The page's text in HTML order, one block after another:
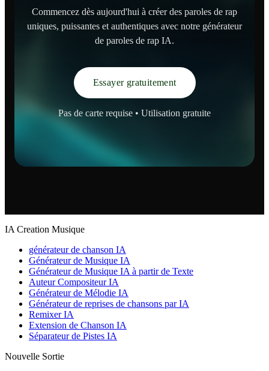
Commencez dès aujourd'hui à créer des paroles de rap
uniques, puissantes et authentiques avec notre générateur
de paroles de rap IA.
Essayer gratuitement
Pas de carte requise • Utilisation gratuite
IA Creation Musique
générateur de chanson IA
Générateur de Musique IA
Générateur de Musique IA à partir de Texte
Auteur Compositeur IA
Générateur de Mélodie IA
Générateur de reprises de chansons par IA
Remixer IA
Extension de Chanson IA
Séparateur de Pistes IA
Nouvelle Sortie